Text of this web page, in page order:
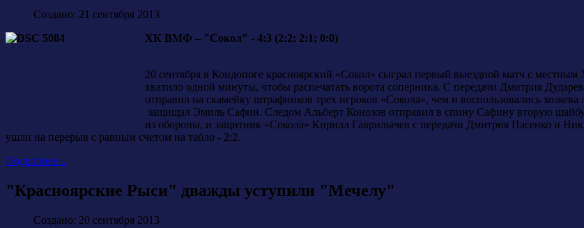
Создано: 21 сентября 2013
ХК ВМФ – "Сокол" - 4:3 (2:2; 2:1; 0:0)
20 сентября в Кондопоге красноярский «Сокол» сыграл первый выездной матч с
хватило одной минуты, чтобы распечатать ворота соперника. С передачи Дмитрия
отправил на скамейку штрафников трех игроков «Сокола», чем и воспользовались
защищал Эмиль Сафин. Следом Альберт Конозов отправил в спину Сафину вторую
из обороны, и защитник «Сокола» Кирилл Гаврилычев с передачи Дмитрия Пасенко и
ушли на перерыв с равным счетом на табло - 2:2.
Подробнее...
"Красноярские Рыси" дважды уступили "Мечелу"
Создано: 20 сентября 2013